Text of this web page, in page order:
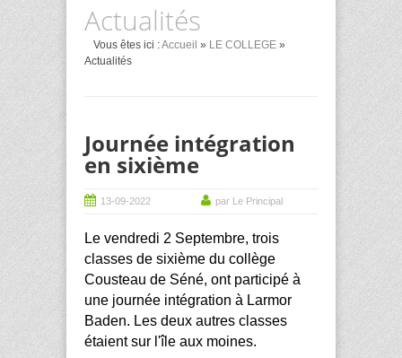
Actualités
Vous êtes ici :Accueil » LE COLLEGE »
Actualités
Journée intégration
en sixième
13-09-2022 par Le Principal
Le vendredi 2 Septembre, trois
classes de sixième du collège
Cousteau de Séné, ont participé à
une journée intégration à Larmor
Baden. Les deux autres classes
étaient sur l'île aux moines.